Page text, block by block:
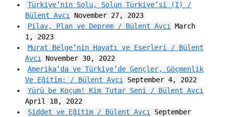
Türkiye’nin Solu, Solun Türkiye’si (I) /
Bülent Avcı
November 27, 2023
Pilav, Plan ve Deprem / Bülent Avcı
March
1, 2023
Murat Belge’nin Hayatı ve Eserleri / Bülent
Avcı
November 30, 2022
Amerika’da ve Türkiye’de Gençler, Göçmenlik
Ve Eğitim: / Bülent Avcı
September 4, 2022
Yürü be Koçum! Kim Tutar Seni / Bülent Avcı
April 18, 2022
Şiddet ve Eğitim / Bülent Avcı
September